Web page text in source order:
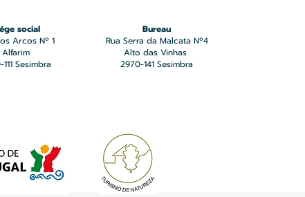
social
Arcos Nº 1
Alfarim
Sesimbra
Bureau
Rua Serra da Malcata Nº4
Alto das Vinhas
2970-141 Sesimbra